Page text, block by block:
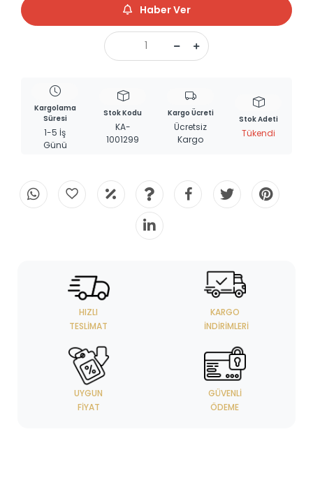
Haber Ver
Kargolama
Süresi
1-5 İş
Günü
Stok Kodu
KA-
1001299
Kargo Ücreti
Ücretsiz
Kargo
Stok Adeti
Tükendi
HIZLI
TESLIMAT
KARGO
İNDIRIMLERI
UYGUN
FIYAT
GÜVENLI
ÖDEME